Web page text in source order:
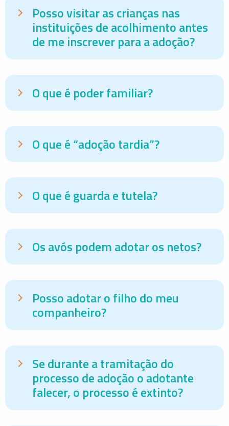
Posso visitar as crianças nas
instituições de acolhimento antes
de me inscrever para a adoção?
O que é poder familiar?
O que é “adoção tardia”?
O que é guarda e tutela?
Os avós podem adotar os netos?
Posso adotar o filho do meu
companheiro?
Se durante a tramitação do
processo de adoção o adotante
falecer, o processo é extinto?